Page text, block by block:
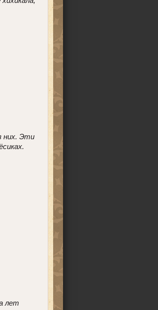
них. Эти
лет